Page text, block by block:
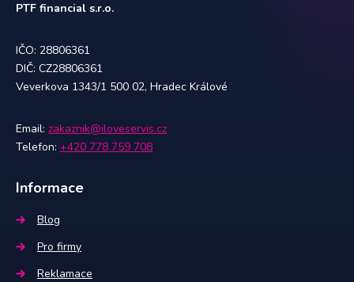
PTF financial s.r.o.
IČO: 28806361
DIČ: CZ28806361
Veverkova 1343/1 500 02, Hradec Králové
Email: zakaznik@iloveservis.cz
Telefon: +420 778 759 708
Informace
Blog
Pro firmy
Reklamace